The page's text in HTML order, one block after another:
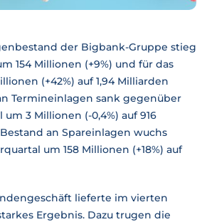
der Bigbank-Gruppe stieg
154 Millionen (+9%) und für das
(+42%) auf 1,94 Milliarden
Termineinlagen sank gegenüber
3 Millionen (-0,4%) auf 916
an Spareinlagen wuchs
um 158 Millionen (+18%) auf
lieferte im vierten
Ergebnis. Dazu trugen die